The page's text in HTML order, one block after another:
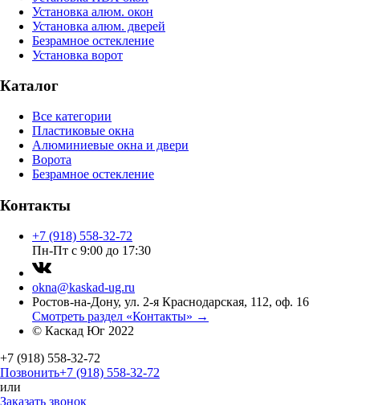
Установка алюм. окон
Установка алюм. дверей
Безрамное остекление
Установка ворот
Каталог
Все категории
Пластиковые окна
Алюминиевые окна и двери
Ворота
Безрамное остекление
Контакты
+7 (918) 558-32-72
Пн-Пт с 9:00 до 17:30
okna@kaskad-ug.ru
Ростов-на-Дону, ул. 2-я Краснодарская, 112, оф. 16
Смотреть раздел «Контакты» →
© Каскад Юг 2022
+7 (918) 558-32-72
Позвонить+7 (918) 558-32-72
или
Заказать звонок